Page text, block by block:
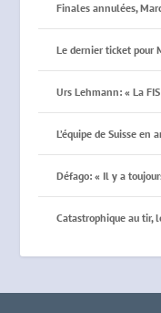
Finales annulées,
Le dernier ticket pour
Urs Lehmann: « La
L’équipe de Suisse en
Défago: « Il y a
Catastrophique au tir,